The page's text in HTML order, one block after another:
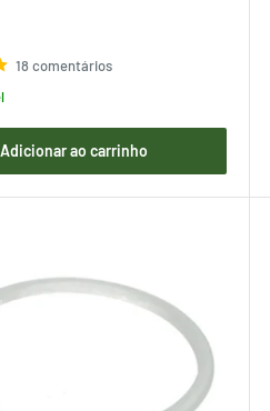
18 comentários
Adicionar ao carrinho